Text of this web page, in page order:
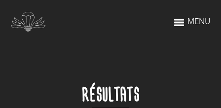
MENU
RÉSULTATS